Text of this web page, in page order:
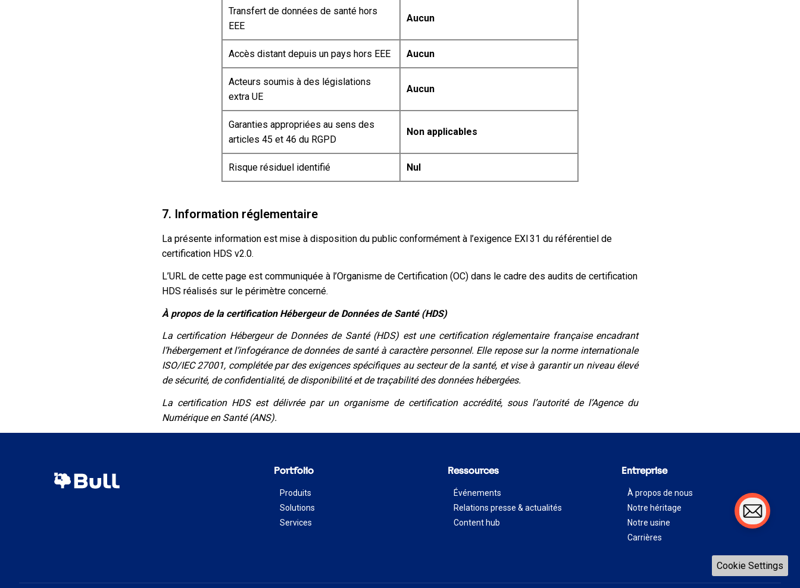
Transfert de données de santé hors
EEE
Aucun
Accès distant depuis un pays hors EEE Aucun
Acteurs soumis à des législations
extra UE
Aucun
Garanties appropriées au sens des
articles 45 et 46 du RGPD
Non applicables
Risque résiduel identifié Nul
7. Information réglementaire
La présente information est mise à disposition du public conformément à l’exigence EXI 31 du référentiel de
certification HDS v2.0.
L’URL de cette page est communiquée à l’Organisme de Certification (OC) dans le cadre des audits de certification
HDS réalisés sur le périmètre concerné.
À propos de la certification Hébergeur de Données de Santé (HDS)
La certification Hébergeur de Données de Santé (HDS) est une certification réglementaire française encadrant
l’hébergement et l’infogérance de données de santé à caractère personnel. Elle repose sur la norme internationale
ISO/IEC 27001, complétée par des exigences spécifiques au secteur de la santé, et vise à garantir un niveau élevé
de sécurité, de confidentialité, de disponibilité et de traçabilité des données hébergées.
La certification HDS est délivrée par un organisme de certification accrédité, sous l’autorité de l’Agence du
Numérique en Santé (ANS).
Portfolio
Produits
Solutions
Services
Ressources
Événements
Relations presse & actualités
Content hub
Entreprise
À propos de nous
Notre héritage
Notre usine
Carrières
Cookie Settings